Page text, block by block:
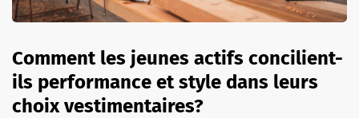
Comment les jeunes actifs concilient-
ils performance et style dans leurs
choix vestimentaires?